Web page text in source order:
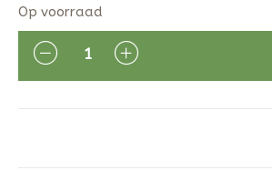
Op voorraad
AANTAL